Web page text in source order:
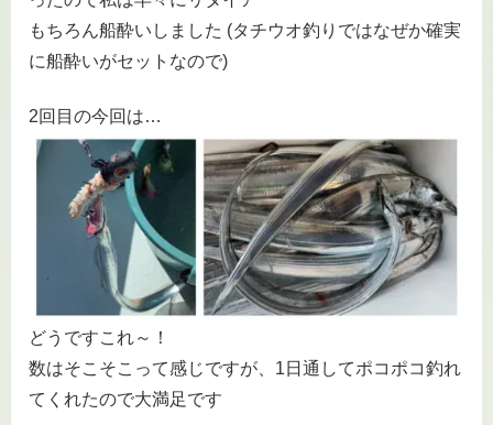
もちろん船酔いしました (タチウオ釣りではなぜか確実
に船酔いがセットなので)
2回目の今回は…
どうですこれ～！
数はそこそこって感じですが、1日通してポコポコ釣れ
てくれたので大満足です